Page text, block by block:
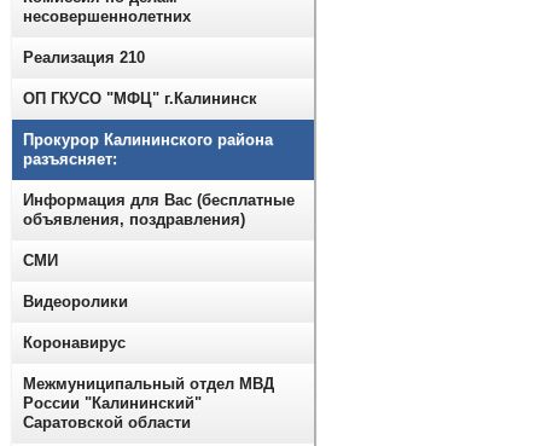
несовершеннолетних
Реализация 210
ОП ГКУСО "МФЦ" г.Калининск
Прокурор Калининского района
разъясняет:
Информация для Вас (бесплатные
объявления, поздравления)
СМИ
Видеоролики
Коронавирус
Межмуниципальный отдел МВД
России "Калининский"
Саратовской области